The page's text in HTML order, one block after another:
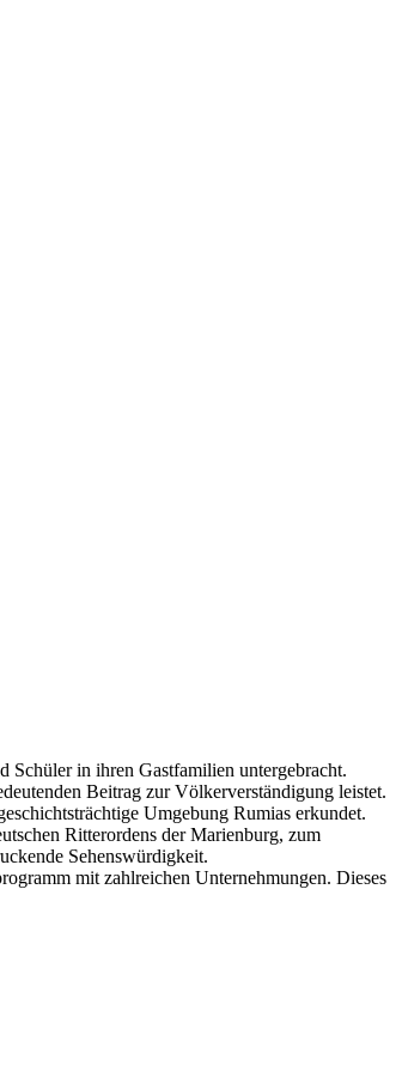
Schüler in ihren Gastfamilien untergebracht.
Beitrag zur Völkerverständigung leistet.
Umgebung Rumias erkundet.
Ritterordens der Marienburg, zum
Sehenswürdigkeit.
mit zahlreichen Unternehmungen. Dieses